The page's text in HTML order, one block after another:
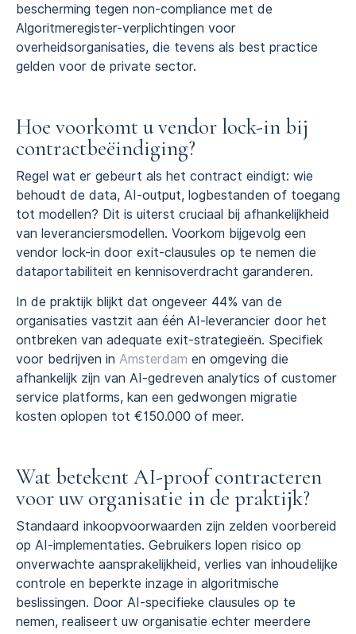
bescherming tegen non-compliance met de
Algoritmeregister-verplichtingen voor
overheidsorganisaties, die tevens als best practice
gelden voor de private sector.
Hoe voorkomt u vendor lock-in bij
contractbeëindiging?
Regel wat er gebeurt als het contract eindigt: wie
behoudt de data, AI-output, logbestanden of toegang
tot modellen? Dit is uiterst cruciaal bij afhankelijkheid
van leveranciersmodellen. Voorkom bijgevolg een
vendor lock-in door exit-clausules op te nemen die
dataportabiliteit en kennisoverdracht garanderen.
In de praktijk blijkt dat ongeveer 44% van de
organisaties vastzit aan één AI-leverancier door het
ontbreken van adequate exit-strategieën. Specifiek
voor bedrijven in Amsterdam en omgeving die
afhankelijk zijn van AI-gedreven analytics of customer
service platforms, kan een gedwongen migratie
kosten oplopen tot €150.000 of meer.
Wat betekent AI-proof contracteren
voor uw organisatie in de praktijk?
Standaard inkoopvoorwaarden zijn zelden voorbereid
op AI-implementaties. Gebruikers lopen risico op
onverwachte aansprakelijkheid, verlies van inhoudelijke
controle en beperkte inzage in algoritmische
beslissingen. Door AI-specifieke clausules op te
nemen, realiseert uw organisatie echter meerdere